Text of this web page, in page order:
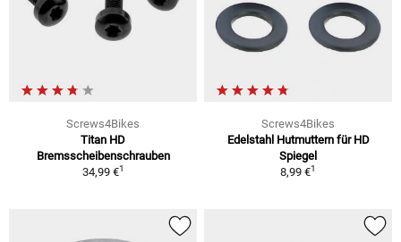
Screws4Bikes
Titan HD
Bremsscheibenschrauben
34,99 €1
Screws4Bikes
Edelstahl Hutmuttern für HD
Spiegel
8,99 €1